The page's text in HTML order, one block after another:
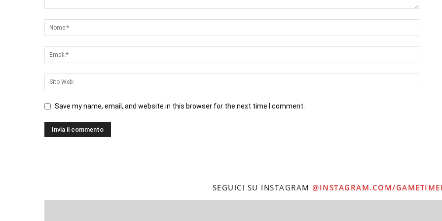
Save my name, email, and website in this browser for the next time I comment.
SEGUICI SU INSTAGRAM @INSTAGRAM.COM/